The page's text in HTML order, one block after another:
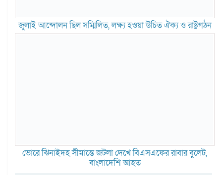
জুলাই আন্দোলন ছিল সম্মিলিত, লক্ষ্য হওয়া উচিত ঐক্য ও রাষ্ট্রগঠন
ভোরে ঝিনাইদহ সীমান্তে জটলা দেখে বিএসএফের রাবার বুলেট,
বাংলাদেশি আহত